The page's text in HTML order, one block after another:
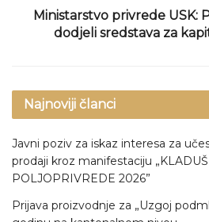
Ministarstvo privrede USK:
dodjeli sredstava za
Najnoviji članci
Javni poziv za iskaz interesa za
prodaji kroz manifestaciju
POLJOPRIVREDE 2026”
Prijava proizvodnje za „Uzgoj